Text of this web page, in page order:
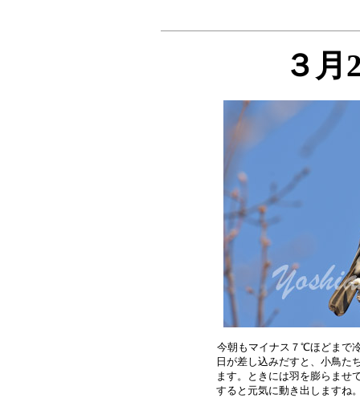
３月
今朝もマイナス７℃ほどまで
日が差し込みだすと、小鳥た
ます。ときには羽を膨らませ
すると元気に動き出しますね